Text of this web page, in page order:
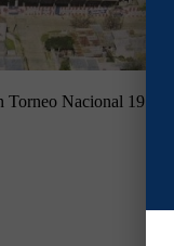
Nacional 1978